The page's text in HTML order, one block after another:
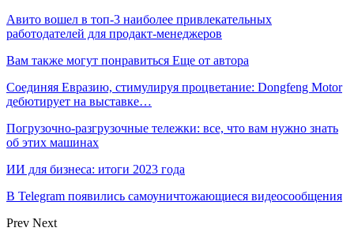
Авито вошел в топ-3 наиболее привлекательных
работодателей для продакт-менеджеров
Вам также могут понравиться Еще от автора
Соединяя Евразию, стимулируя процветание: Dongfeng Motor
дебютирует на выставке…
Погрузочно-разгрузочные тележки: все, что вам нужно знать
об этих машинах
ИИ для бизнеса: итоги 2023 года
В Telegram появились самоуничтожающиеся видеосообщения
Prev Next